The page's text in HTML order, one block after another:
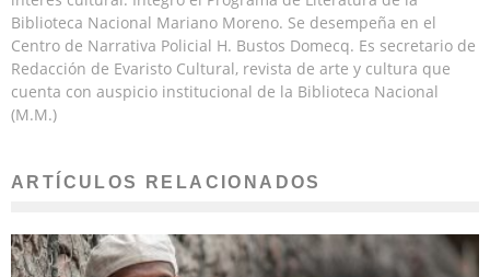
Biblioteca Nacional Mariano Moreno. Se desempeña en el
Centro de Narrativa Policial H. Bustos Domecq. Es secretario de
Redacción de Evaristo Cultural, revista de arte y cultura que
cuenta con auspicio institucional de la Biblioteca Nacional
(M.M.)
ARTÍCULOS RELACIONADOS